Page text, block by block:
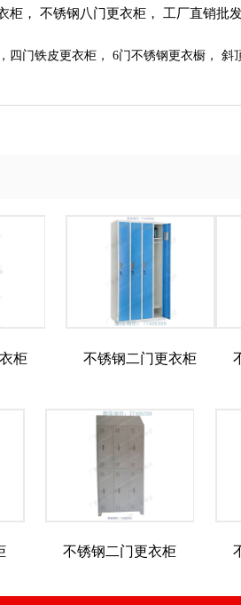
， 不锈钢八门更衣柜， 工厂直销批发
门铁皮更衣柜， 6门不锈钢更衣橱，
柜 不锈钢二门更衣柜
不锈钢二门更衣柜